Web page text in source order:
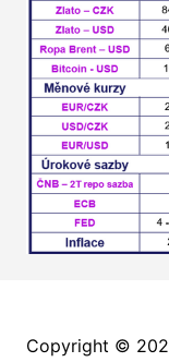
Copyright ©